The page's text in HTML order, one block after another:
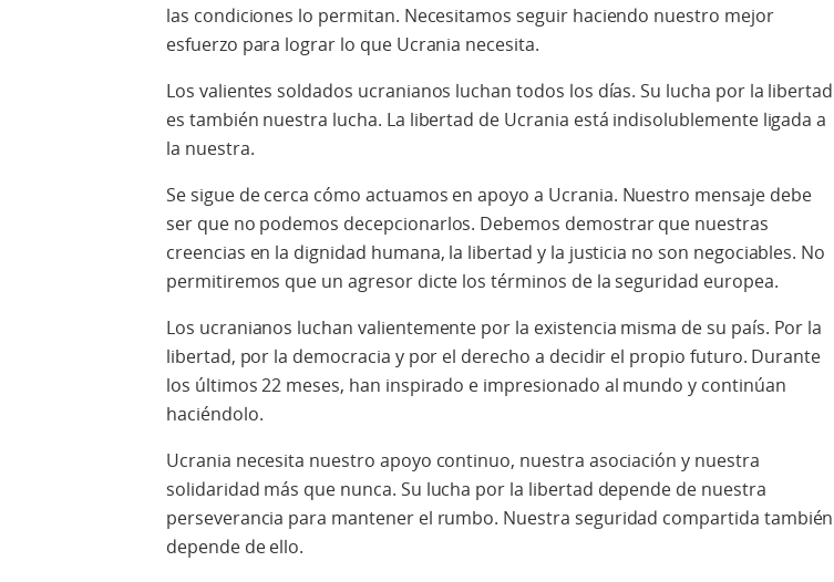
las condiciones lo permitan. Necesitamos seguir haciendo nuestro mejor
esfuerzo para lograr lo que Ucrania necesita.
Los valientes soldados ucranianos luchan todos los días. Su lucha por la libertad
es también nuestra lucha. La libertad de Ucrania está indisolublemente ligada a
la nuestra.
Se sigue de cerca cómo actuamos en apoyo a Ucrania. Nuestro mensaje debe
ser que no podemos decepcionarlos. Debemos demostrar que nuestras
creencias en la dignidad humana, la libertad y la justicia no son negociables. No
permitiremos que un agresor dicte los términos de la seguridad europea.
Los ucranianos luchan valientemente por la existencia misma de su país. Por la
libertad, por la democracia y por el derecho a decidir el propio futuro. Durante
los últimos 22 meses, han inspirado e impresionado al mundo y continúan
haciéndolo.
Ucrania necesita nuestro apoyo continuo, nuestra asociación y nuestra
solidaridad más que nunca. Su lucha por la libertad depende de nuestra
perseverancia para mantener el rumbo. Nuestra seguridad compartida también
depende de ello.